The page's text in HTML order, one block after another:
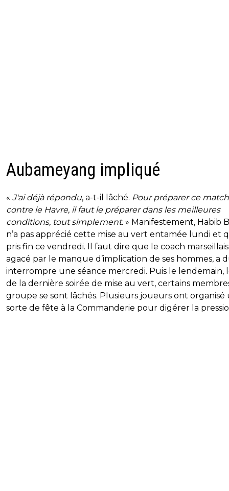
Aubameyang impliqué
« J'ai déjà répondu, a-t-il lâché. Pour préparer ce match
contre le Havre, il faut le préparer dans les meilleures
conditions, tout simplement. » Manifestement, Habib
n’a pas apprécié cette mise au vert entamée lundi et
pris fin ce vendredi. Il faut dire que le coach
agacé par le manque d’implication de ses hommes, a
interrompre une séance mercredi. Puis le lendemain,
de la dernière soirée de mise au vert, certains
groupe se sont lâchés. Plusieurs joueurs ont organisé
sorte de fête à la Commanderie pour digérer la